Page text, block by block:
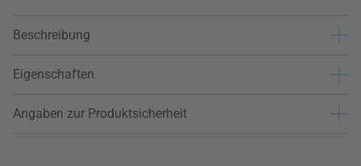
Beschreibung
Eigenschaften
Angaben zur Produktsicherheit